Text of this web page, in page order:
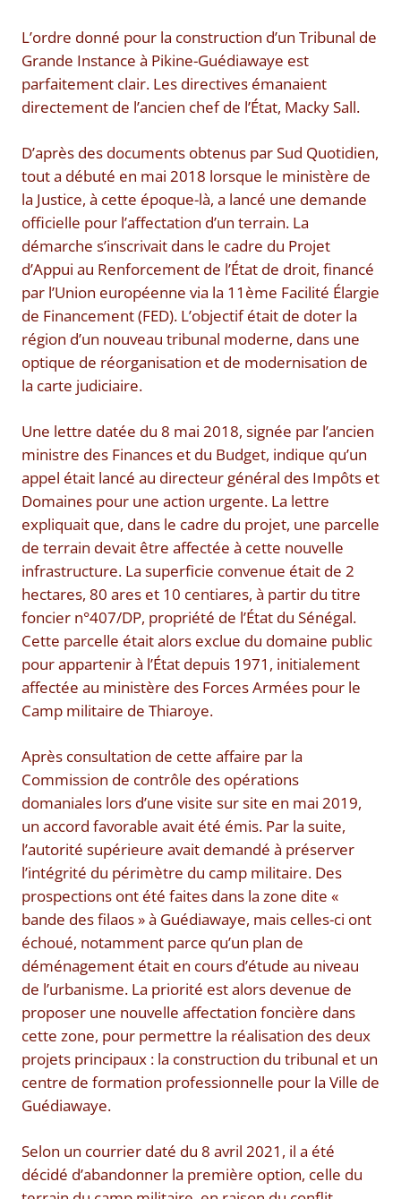
L’ordre donné pour la construction d’un Tribunal de
Grande Instance à Pikine-Guédiawaye est
parfaitement clair. Les directives émanaient
directement de l’ancien chef de l’État, Macky Sall.
D’après des documents obtenus par Sud Quotidien,
tout a débuté en mai 2018 lorsque le ministère de
la Justice, à cette époque-là, a lancé une demande
officielle pour l’affectation d’un terrain. La
démarche s’inscrivait dans le cadre du Projet
d’Appui au Renforcement de l’État de droit, financé
par l’Union européenne via la 11ème Facilité Élargie
de Financement (FED). L’objectif était de doter la
région d’un nouveau tribunal moderne, dans une
optique de réorganisation et de modernisation de
la carte judiciaire.
Une lettre datée du 8 mai 2018, signée par l’ancien
ministre des Finances et du Budget, indique qu’un
appel était lancé au directeur général des Impôts et
Domaines pour une action urgente. La lettre
expliquait que, dans le cadre du projet, une parcelle
de terrain devait être affectée à cette nouvelle
infrastructure. La superficie convenue était de 2
hectares, 80 ares et 10 centiares, à partir du titre
foncier n°407/DP, propriété de l’État du Sénégal.
Cette parcelle était alors exclue du domaine public
pour appartenir à l’État depuis 1971, initialement
affectée au ministère des Forces Armées pour le
Camp militaire de Thiaroye.
Après consultation de cette affaire par la
Commission de contrôle des opérations
domaniales lors d’une visite sur site en mai 2019,
un accord favorable avait été émis. Par la suite,
l’autorité supérieure avait demandé à préserver
l’intégrité du périmètre du camp militaire. Des
prospections ont été faites dans la zone dite «
bande des filaos » à Guédiawaye, mais celles-ci ont
échoué, notamment parce qu’un plan de
déménagement était en cours d’étude au niveau
de l’urbanisme. La priorité est alors devenue de
proposer une nouvelle affectation foncière dans
cette zone, pour permettre la réalisation des deux
projets principaux : la construction du tribunal et un
centre de formation professionnelle pour la Ville de
Guédiawaye.
Selon un courrier daté du 8 avril 2021, il a été
décidé d’abandonner la première option, celle du